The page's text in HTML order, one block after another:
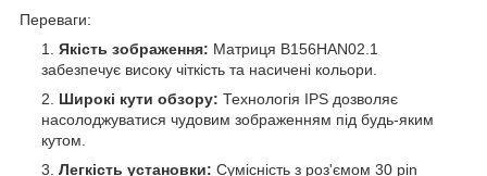
Переваги:
Якість зображення: Матриця B156HAN02.1
забезпечує високу чіткість та насичені кольори.
Широкі кути обзору: Технологія IPS дозволяє
насолоджуватися чудовим зображенням під будь-яким
кутом.
Легкість установки: Сумісність з роз'ємом 30 pin